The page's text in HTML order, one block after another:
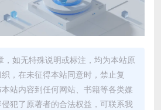
，如无特殊说明或标注，均为本站原
，在未征得本站同意时，禁止复
站内容到任何网站、书籍等各类媒
犯了原著者的合法权益，可联系我